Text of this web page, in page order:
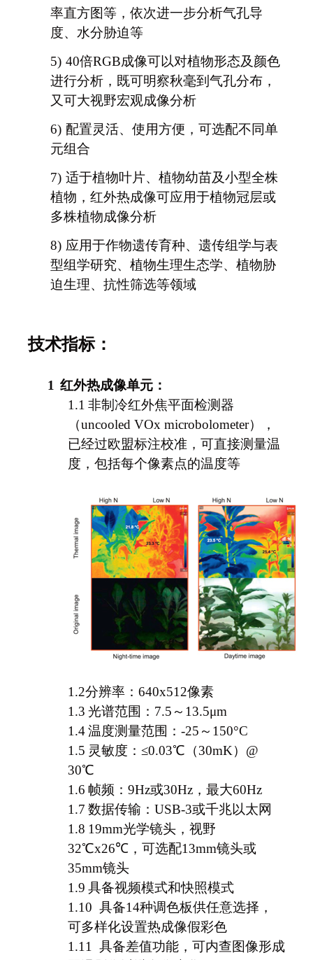
率直方图等，依次进一步分析气孔导
度、水分胁迫等
5) 40倍RGB成像可以对植物形态及颜色
进行分析，既可明察秋毫到气孔分布，
又可大视野宏观成像分析
6) 配置灵活、使用方便，可选配不同单
元组合
7) 适于植物叶片、植物幼苗及小型全株
植物，红外热成像可应用于植物冠层或
多株植物成像分析
8) 应用于作物遗传育种、遗传组学与表
型组学研究、植物生理生态学、植物胁
迫生理、抗性筛选等领域
技术指标：
1 红外热成像单元：
1.1 非制冷红外焦平面检测器
（uncooled VOx microbolometer），
已经过欧盟标注校准，可直接测量温
度，包括每个像素点的温度等
1.2分辨率：640x512像素
1.3 光谱范围：7.5～13.5μm
1.4温度测量范围：-25～150°C
1.5 灵敏度： ≤0.03℃ （30mK）@
30℃
1.6 帧频：9Hz或30Hz，最大60Hz
1.7 数据传输：USB-3或千兆以太网
1.8 19mm光学镜头，视野
32℃x26℃，可选配13mm镜头或
35mm镜头
1.9 具备视频模式和快照模式
1.10 具备14种调色板供任意选择，
可多样化设置热成像假彩色
1.11
具备差值功能，可内查图像形成